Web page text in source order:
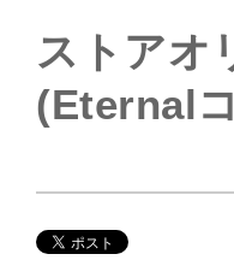
ストアオ
(Eternal